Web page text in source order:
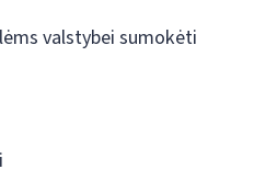
valstybei sumokėti